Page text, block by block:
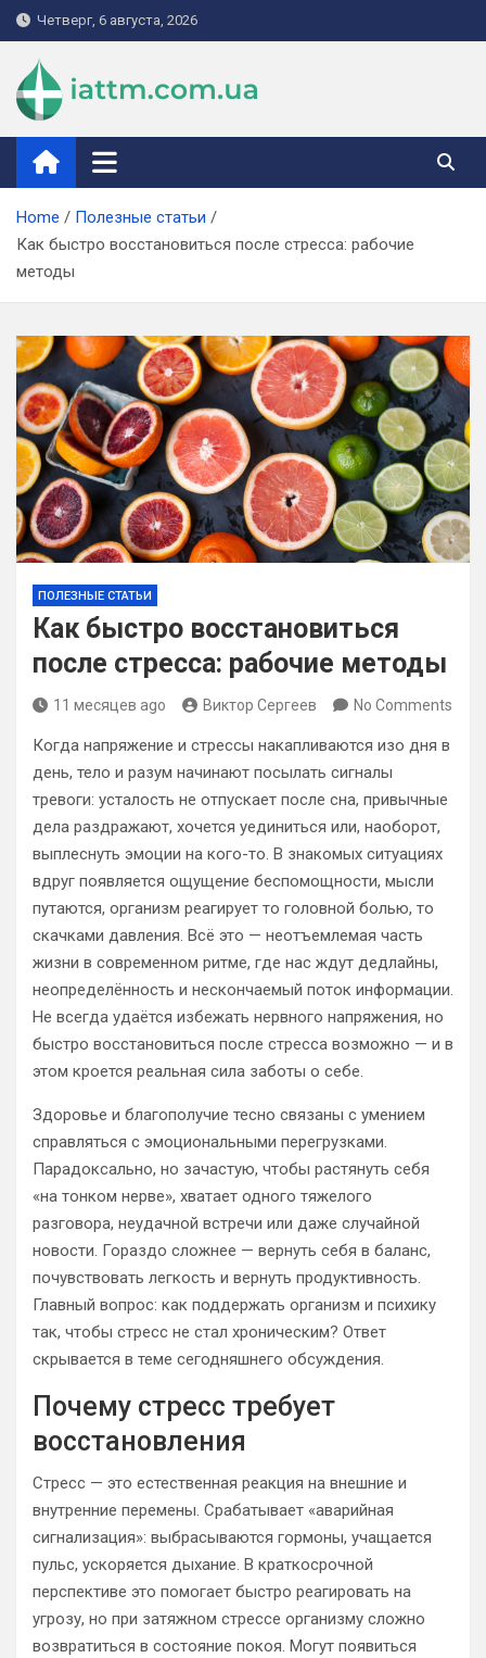
Skip
to
content
Четверг, 6 августа, 2026
iattm.com.ua
Home
Полезные статьи
Как быстро восстановиться после стресса: рабочие
методы
ПОЛЕЗНЫЕ СТАТЬИ
Как быстро восстановиться
после стресса: рабочие методы
11 месяцев ago Виктор Сергеев No Comments
Когда напряжение и стрессы накапливаются изо дня в
день, тело и разум начинают посылать сигналы
тревоги: усталость не отпускает после сна, привычные
дела раздражают, хочется уединиться или, наоборот,
выплеснуть эмоции на кого-то. В знакомых ситуациях
вдруг появляется ощущение беспомощности, мысли
путаются, организм реагирует то головной болью, то
скачками давления. Всё это — неотъемлемая часть
жизни в современном ритме, где нас ждут дедлайны,
неопределённость и нескончаемый поток информации.
Не всегда удаётся избежать нервного напряжения, но
быстро восстановиться после стресса возможно — и в
этом кроется реальная сила заботы о себе.
Здоровье и благополучие тесно связаны с умением
справляться с эмоциональными перегрузками.
Парадоксально, но зачастую, чтобы растянуть себя
«на тонком нерве», хватает одного тяжелого
разговора, неудачной встречи или даже случайной
новости. Гораздо сложнее — вернуть себя в баланс,
почувствовать легкость и вернуть продуктивность.
Главный вопрос: как поддержать организм и психику
так, чтобы стресс не стал хроническим? Ответ
скрывается в теме сегодняшнего обсуждения.
Почему стресс требует
восстановления
Стресс — это естественная реакция на внешние и
внутренние перемены. Срабатывает «аварийная
сигнализация»: выбрасываются гормоны, учащается
пульс, ускоряется дыхание. В краткосрочной
перспективе это помогает быстро реагировать на
угрозу, но при затяжном стрессе организму сложно
возвратиться в состояние покоя. Могут появиться